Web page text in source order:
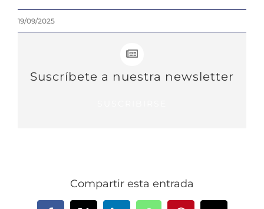
19/09/2025
Suscríbete a nuestra newsletter
Compartir esta entrada